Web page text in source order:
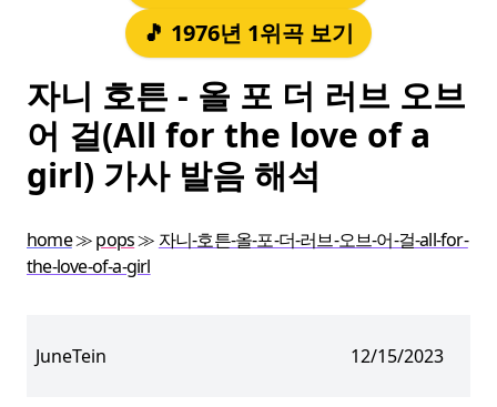
🎵 1976년 1위곡 보기
자니 호튼 - 올 포 더 러브 오브
어 걸(All for the love of a
girl) 가사 발음 해석
home≫pops≫ 자니-호튼-올-포-더-러브-오브-어-걸-all-for-
the-love-of-a-girl
JuneTein 12/15/2023